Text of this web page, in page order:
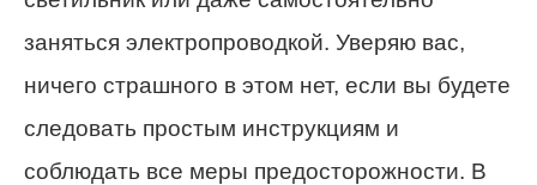
заняться электропроводкой. Уверяю вас,
ничего страшного в этом нет, если вы будете
следовать простым инструкциям и
соблюдать все меры предосторожности. В